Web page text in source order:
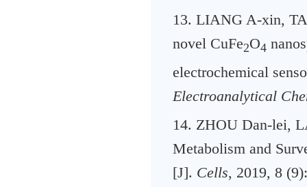
13. LIANG A-xin,
novel CuFe2O4
electrochemical
Electroanalytical
14. ZHOU Dan-lei,
Metabolism and
[J]. Cells, 2019, 8